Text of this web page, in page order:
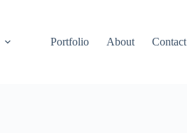
Portfolio About Contact